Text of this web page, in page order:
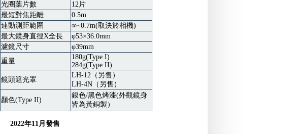
光圈葉片數
12片
最短對焦距離
0.5m
連動測距範圍
∞~0.7m(取決於相機)
最大鏡身直徑X全長
φ53×36.0mm
濾鏡尺寸
φ39mm
重量
180g(Type I)
284g(Type II)
鏡頭遮光罩
LH-12（另售）
LH-4N（另售）
顏色(Type II)
銀色/黑色烤漆(外觀鏡身
皆為黃銅製）
2022年11月發售